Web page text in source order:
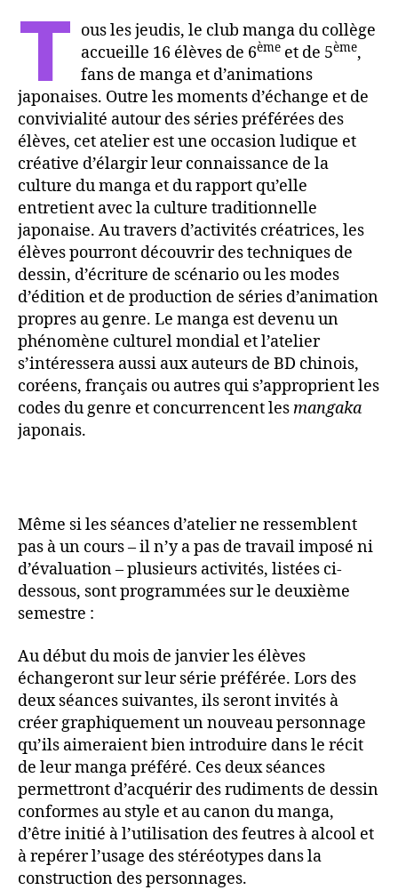
T ous les jeudis, le club manga du collège
accueille 16 élèves de 6ème et de 5ème,
fans de manga et d’animations
japonaises. Outre les moments d’échange et de
convivialité autour des séries préférées des
élèves, cet atelier est une occasion ludique et
créative d’élargir leur connaissance de la
culture du manga et du rapport qu’elle
entretient avec la culture traditionnelle
japonaise. Au travers d’activités créatrices, les
élèves pourront découvrir des techniques de
dessin, d’écriture de scénario ou les modes
d’édition et de production de séries d’animation
propres au genre. Le manga est devenu un
phénomène culturel mondial et l’atelier
s’intéressera aussi aux auteurs de BD chinois,
coréens, français ou autres qui s’approprient les
codes du genre et concurrencent lesmangaka
japonais.
Même si les séances d’atelier ne ressemblent
pas à un cours – il n’y a pas de travail imposé ni
d’évaluation – plusieurs activités, listées ci-
dessous, sont programmées sur le deuxième
semestre :
Au début du mois de janvier les élèves
échangeront sur leur série préférée. Lors des
deux séances suivantes, ils seront invités à
créer graphiquement un nouveau personnage
qu’ils aimeraient bien introduire dans le récit
de leur manga préféré. Ces deux séances
permettront d’acquérir des rudiments de dessin
conformes au style et au canon du manga,
d’être initié à l’utilisation des feutres à alcool et
à repérer l’usage des stéréotypes dans la
construction des personnages.​